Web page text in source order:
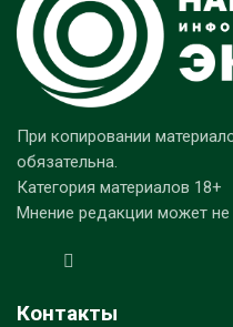
При копировании
обязательна.
Категория материалов 18+
Мнение редакции может
Контакты